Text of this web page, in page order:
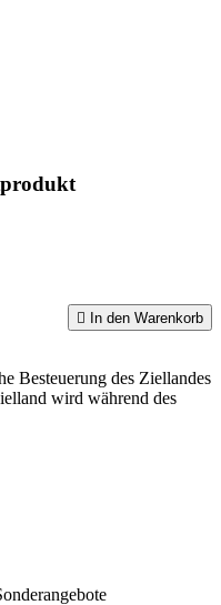
 In den Warenkorb
Besteuerung des Ziellandes
wird während des